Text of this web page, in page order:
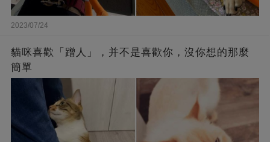
2023/07/24
貓咪喜歡「蹭人」，并不是喜歡你，沒你想的那麼
簡單